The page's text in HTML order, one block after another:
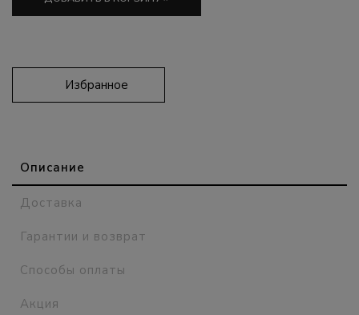
Избранное
Описание
Доставка
Гарантии и возврат
Способы оплаты
Акция